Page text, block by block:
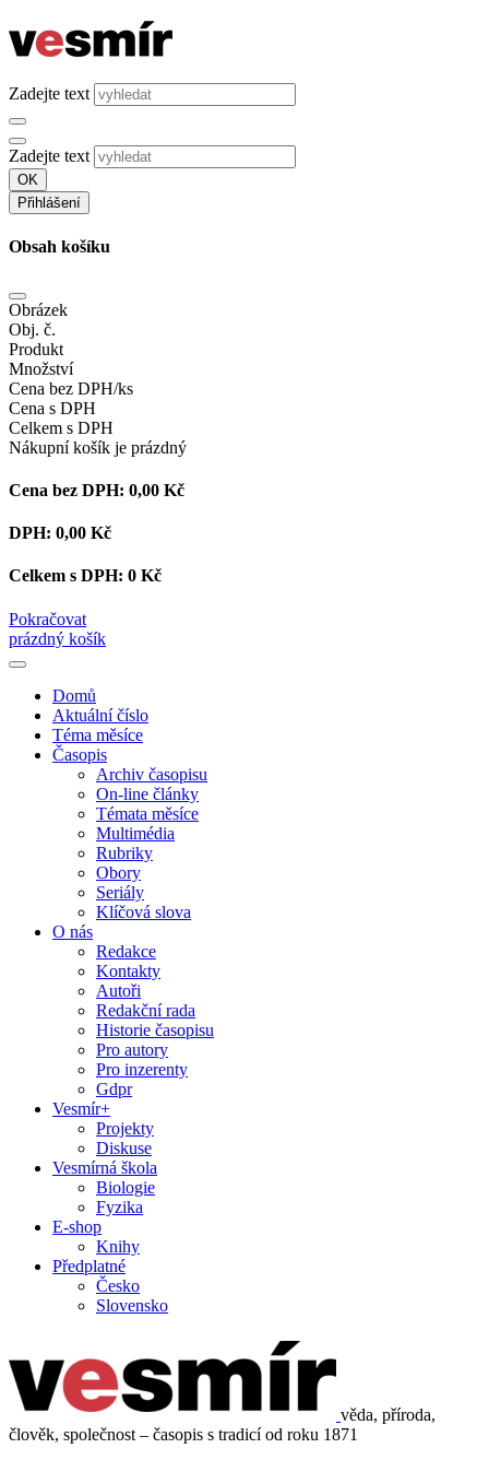
Zadejte text
Zadejte text
OK
Přihlášení
Obsah košíku
Obrázek
Obj. č.
Produkt
Množství
Cena bez DPH/ks
Cena s DPH
Celkem s DPH
Nákupní košík je prázdný
Cena bez DPH: 0,00 Kč
DPH: 0,00 Kč
Celkem s DPH: 0 Kč
Pokračovat
prázdný košík
Domů
Aktuální číslo
Téma měsíce
Časopis
Archiv časopisu
On-line články
Témata měsíce
Multimédia
Rubriky
Obory
Seriály
Klíčová slova
O nás
Redakce
Kontakty
Autoři
Redakční rada
Historie časopisu
Pro autory
Pro inzerenty
Gdpr
Vesmír+
Projekty
Diskuse
Vesmírná škola
Biologie
Fyzika
E-shop
Knihy
Předplatné
Česko
Slovensko
věda, příroda,
člověk, společnost – časopis s tradicí od roku 1871